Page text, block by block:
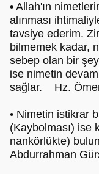
• Allah'ın
alınması
tavsiye ederim.
bilmemek kadar,
sebep olan bir
ise nimetin
sağlar. Hz.
• Nimetin istikrar
(Kaybolması) ise
nankörlükte)
Abdurrahman